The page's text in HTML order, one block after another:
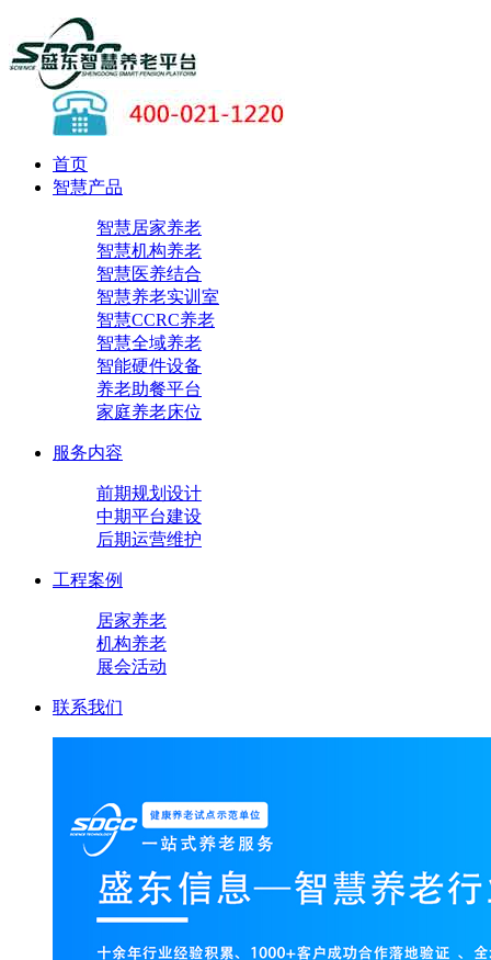
首页
智慧产品
智慧居家养老
智慧机构养老
智慧医养结合
智慧养老实训室
智慧CCRC养老
智慧全域养老
智能硬件设备
养老助餐平台
家庭养老床位
服务内容
前期规划设计
中期平台建设
后期运营维护
工程案例
居家养老
机构养老
展会活动
联系我们